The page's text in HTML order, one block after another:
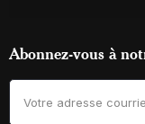
Abonnez-vous à